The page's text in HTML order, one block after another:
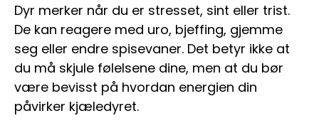
Dyr merker når du er stresset, sint eller trist.
De kan reagere med uro, bjeffing, gjemme
seg eller endre spisevaner. Det betyr ikke at
du må skjule følelsene dine, men at du bør
være bevisst på hvordan energien din
påvirker kjæledyret.